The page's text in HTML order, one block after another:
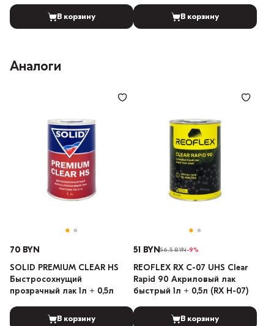
В корзину В корзину
Аналоги
70 BYN
SOLID PREMIUM CLEAR HS
Быстросохнущий
прозрачный лак 1л + 0,5л
В корзину
51 BYN56.5 BYN-9%
REOFLEX RX C-07 UHS Clear
Rapid 90 Акриловый лак
быстрый 1л + 0,5л (RX H-07)
В корзину